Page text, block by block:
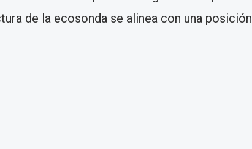
de la ecosonda se alinea con una